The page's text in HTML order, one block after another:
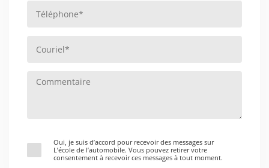
Oui, je suis d’accord pour recevoir des messages sur
L’école de l’automobile. Vous pouvez retirer votre
consentement à recevoir ces messages à tout moment.